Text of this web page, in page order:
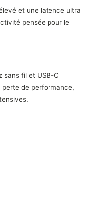
et une latence ultra
pensée pour le
sans fil et USB-C
de performance,